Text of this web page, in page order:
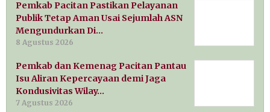
Pemkab Pacitan Pastikan Pelayanan
Publik Tetap Aman Usai Sejumlah ASN
Mengundurkan Di…
8 Agustus 2026
Pemkab dan Kemenag Pacitan Pantau
Isu Aliran Kepercayaan demi Jaga
Kondusivitas Wilay…
7 Agustus 2026